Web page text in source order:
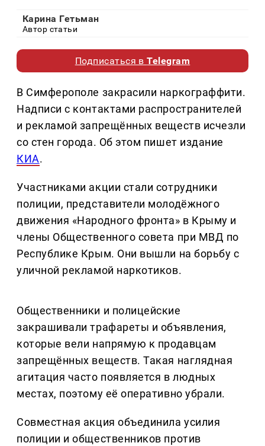
Карина Гетьман
Автор статьи
Подписаться вTelegram
В Симферополе закрасили наркограффити.
Надписи с контактами распространителей
и рекламой запрещённых веществ исчезли
со стен города. Об этом пишет издание
КИА.
Участниками акции стали сотрудники
полиции, представители молодёжного
движения «Народного фронта» в Крыму и
члены Общественного совета при МВД по
Республике Крым. Они вышли на борьбу с
уличной рекламой наркотиков.
Общественники и полицейские
закрашивали трафареты и объявления,
которые вели напрямую к продавцам
запрещённых веществ. Такая наглядная
агитация часто появляется в людных
местах, поэтому её оперативно убрали.
Совместная акция объединила усилия
полиции и общественников против